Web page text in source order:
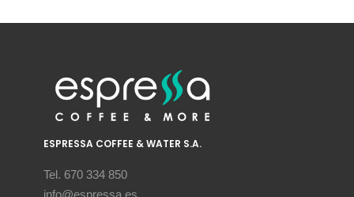
ESPRESSA COFFEE & WATER S.A.
Tel. 670 334 850